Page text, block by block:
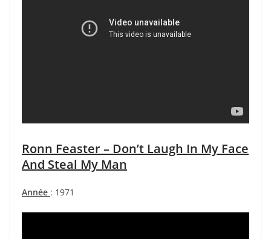
Ronn Feaster – Don’t Laugh In My Face
And Steal My Man
Année : 1971